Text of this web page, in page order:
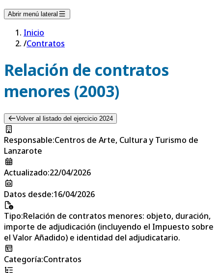
Abrir menú lateral
Inicio
/Contratos
Relación de contratos
menores (2003)
Volver al listado del ejercicio 2024
Responsable:Centros de Arte, Cultura y Turismo de
Lanzarote
Actualizado:22/04/2026
Datos desde:16/04/2026
Tipo:Relación de contratos menores: objeto, duración,
importe de adjudicación (incluyendo el Impuesto sobre
el Valor Añadido) e identidad del adjudicatario.
Categoría:Contratos